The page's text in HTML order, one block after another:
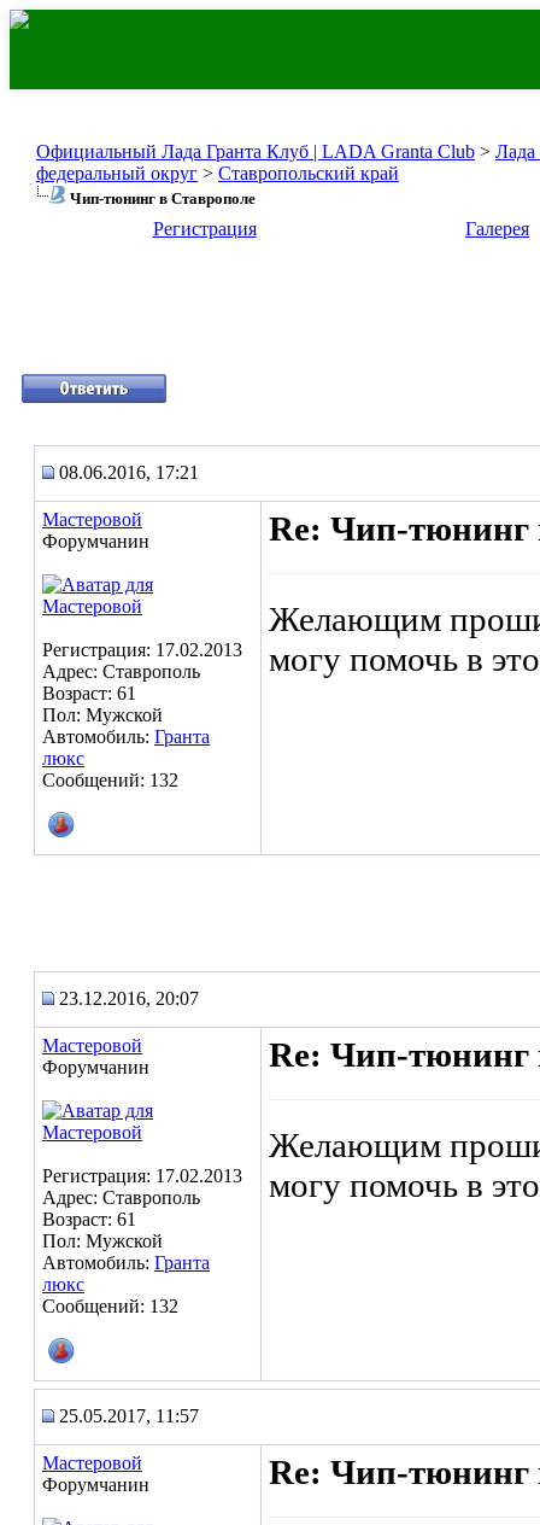
Официальный Лада Гранта Клуб | LADA Granta Club > Лада
федеральный округ > Ставропольский край
Чип-тюнинг в Ставрополе
Регистрация Галерея
08.06.2016, 17:21
Мастеровой
Форумчанин
Регистрация: 17.02.2013
Адрес: Ставрополь
Возраст: 61
Пол: Мужской
Автомобиль: Гранта
люкс
Сообщений: 132
Re: Чип-тюнинг
Желающим
могу помочь в
23.12.2016, 20:07
Мастеровой
Форумчанин
Регистрация: 17.02.2013
Адрес: Ставрополь
Возраст: 61
Пол: Мужской
Автомобиль: Гранта
люкс
Сообщений: 132
Re: Чип-тюнинг
Желающим
могу помочь в
25.05.2017, 11:57
Мастеровой
Форумчанин
Re: Чип-тюнинг